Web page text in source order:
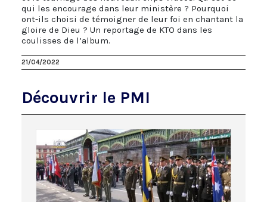
qui les encourage dans leur ministère ? Pourquoi
ont-ils choisi de témoigner de leur foi en chantant la
gloire de Dieu ? Un reportage de KTO dans les
coulisses de l’album.
21/04/2022
Découvrir le PMI